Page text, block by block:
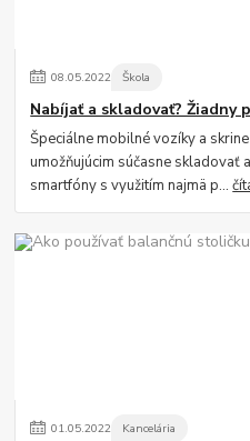
08.05.2022 Škola
Nabíjať a skladovať? Žiadny
Špeciálne mobilné vozíky a
umožňujúcim súčasne skladovať
smartfóny s využitím najmä p...
01.05.2022 Kancelária